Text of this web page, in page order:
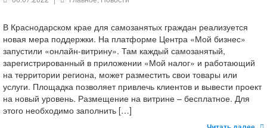
В Краснодарском крае для самозанятых граждан реализуется
новая мера поддержки. На платформе Центра «Мой бизнес»
запустили «онлайн-витрину». Там каждый самозанятый,
зарегистрированный в приложении «Мой налог» и работающий
на территории региона, может разместить свои товары или
услуги. Площадка позволяет привлечь клиентов и вывести проект
на новый уровень. Размещение на витрине – бесплатное. Для
этого необходимо заполнить […]